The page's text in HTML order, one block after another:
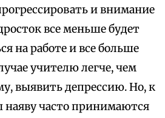
и внимание
все меньше будет
на работе и все больше
учителю легче, чем
выявить депрессию. Но, к
наяву часто принимаются